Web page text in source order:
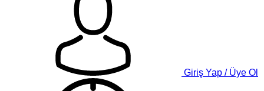
Giriş Yap / Üye Ol